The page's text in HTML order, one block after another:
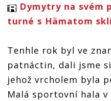
Dymytry na svém
turné s Hämatom
Tenhle rok byl ve
patnáctin, dali jsme
jehož vrcholem byla
Malá sportovní hala v